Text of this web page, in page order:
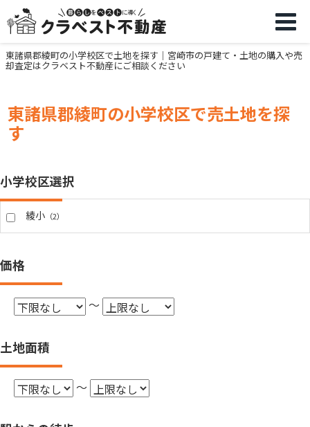
東諸県郡綾町の小学校区で土地を探す｜宮崎市の戸建て・土地の購入や売
却査定はクラベスト不動産にご相談ください
東諸県郡綾町の小学校区で売土地を探
す
小学校区選択
綾小 （2）
価格
～
土地面積
～